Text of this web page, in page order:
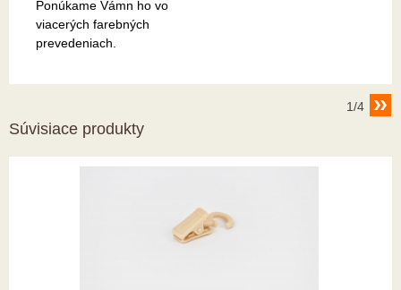
Ponúkame Vámn ho vo
viacerých farebných
prevedeniach.
1/4
Súvisiace produkty